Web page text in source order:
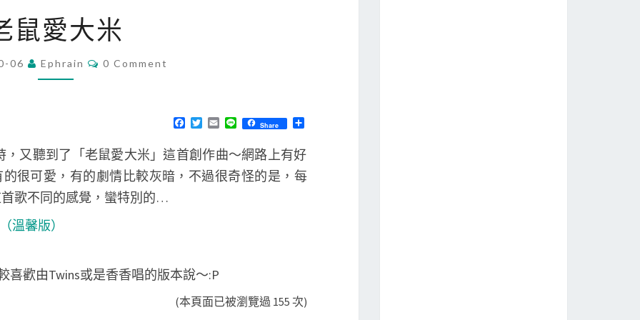
鼠
大
鼠愛大米
06 Ephrain
C
0 Comment
F
c
e
b
o
T
t
t
e
E
a
i
l
L
e
Share
分
，又聽到了「老鼠愛大米」這首創作曲～網路上有好
很可愛，有的劇情比較灰暗，不過很奇怪的是，每
歌不同的感覺，蠻特別的…
溫馨版）
喜歡由Twins或是香香唱的版本說～:P
(本頁面已被瀏覽過 155 次)